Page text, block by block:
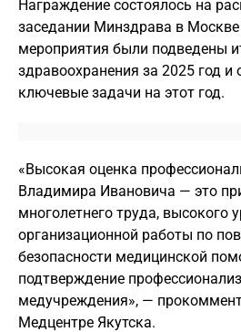
Награждение состоялось на
заседании Минздрава в
мероприятия были подведены
здравоохранения за 2025 год и
ключевые задачи на этот год.
«Высокая оценка
Владимира Ивановича — это
многолетнего труда, высокого
организационной работы по
безопасности медицинской
подтверждение
медучреждения», —
Медцентре Якутска.